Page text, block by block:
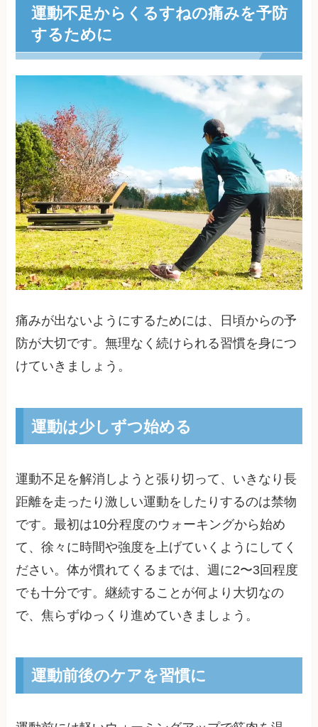
運動不足からくるすねの痛みを予防
するために
痛みが出ないようにするためには、日頃からの予
防が大切です。無理なく続けられる習慣を身につ
けていきましょう。
運動は少しずつ始める
運動不足を解消しようと張り切って、いきなり長
距離を走ったり激しい運動をしたりするのは禁物
です。最初は10分程度のウォーキングから始め
て、徐々に時間や強度を上げていくようにしてく
ださい。体が慣れてくるまでは、週に2〜3回程度
でも十分です。継続することが何より大切なの
で、焦らずゆっくり進めていきましょう。
運動前後のケアを習慣に